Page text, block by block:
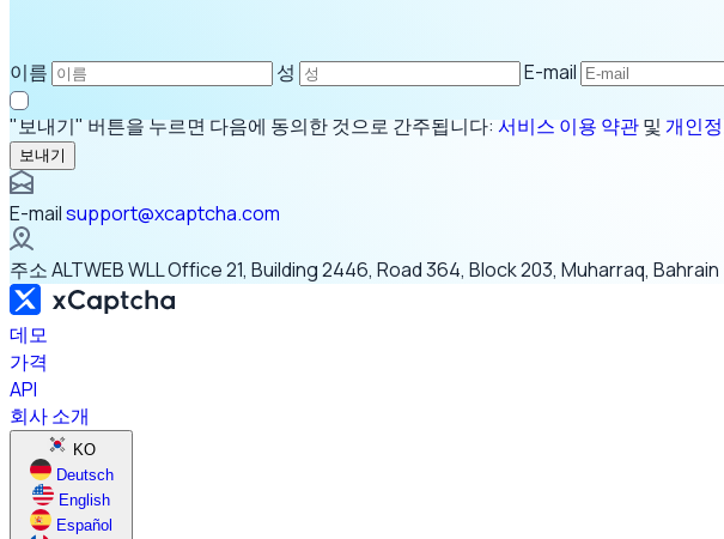
이름 성 E-mail
"보내기" 버튼을 누르면 다음에 동의한 것으로 간주됩니다: 서비스 이용 약관및 개인
보내기
E-mailsupport@xcaptcha.com
주소ALTWEB WLL Office 21, Building 2446, Road 364, Block 203, Muharraq, Bahrain
데모
가격
API
회사 소개
KO
Deutsch
English
Español